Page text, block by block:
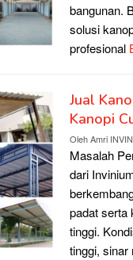
bangunan.
solusi
profesional
Jual
Kanopi
OlehAmri
Masalah
dari
padat serta
tinggi.
tinggi, sinar